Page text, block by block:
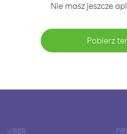
Nie masz jeszcze
Pobierz
VIBER